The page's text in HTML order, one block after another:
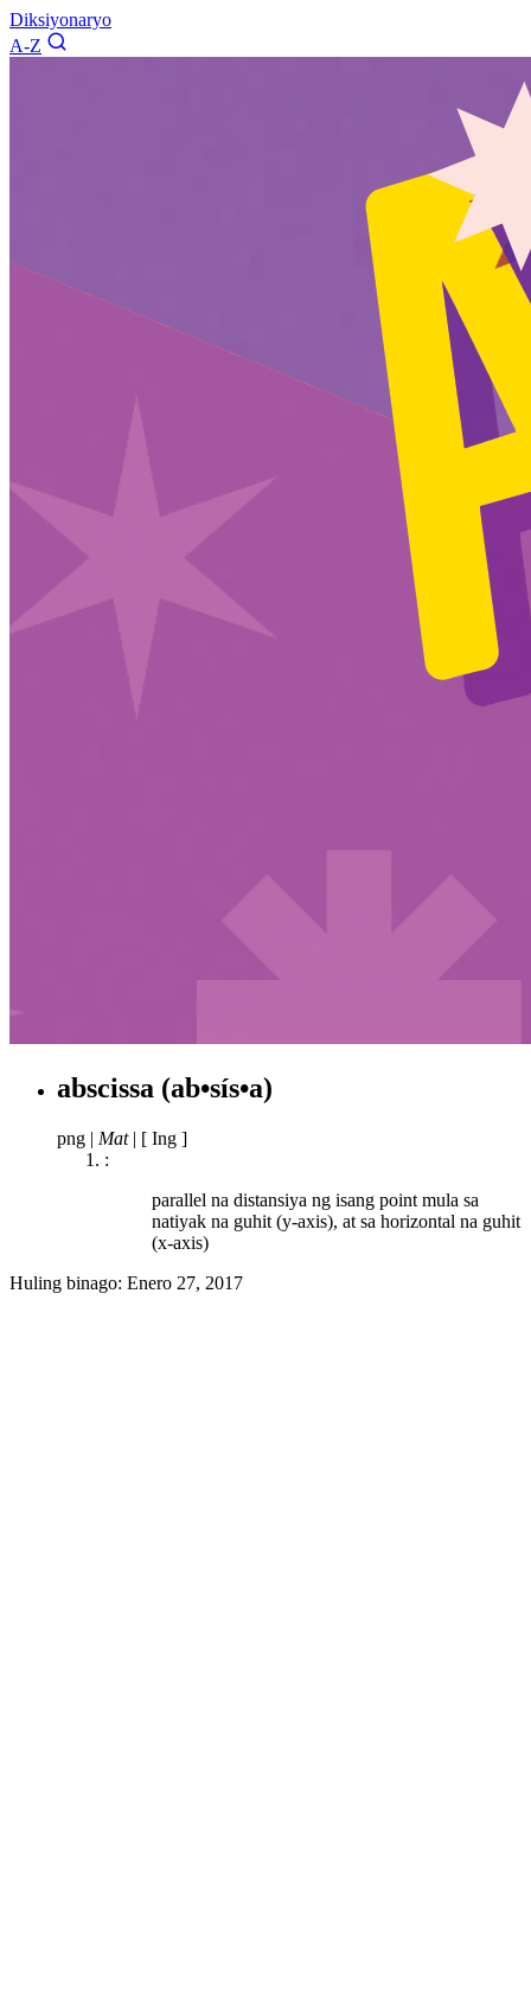
Diksiyonaryo
A-Z
abscissa (ab•sís•a)
png | Mat | [ Ing ]
:
parallel na distansiya ng isang point mula sa
natiyak na guhit (y-axis), at sa horizontal na guhit
(x-axis)
Huling binago: Enero 27, 2017